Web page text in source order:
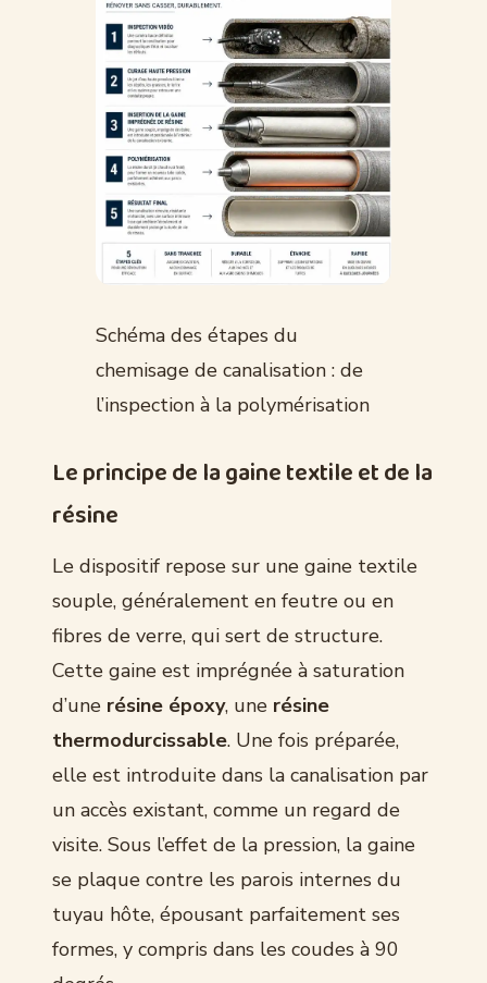
Schéma des étapes du
chemisage de canalisation : de
l’inspection à la polymérisation
Le principe de la gaine textile et de la
résine
Le dispositif repose sur une gaine textile
souple, généralement en feutre ou en
fibres de verre, qui sert de structure.
Cette gaine est imprégnée à saturation
d’une résine époxy, une résine
thermodurcissable. Une fois préparée,
elle est introduite dans la canalisation par
un accès existant, comme un regard de
visite. Sous l’effet de la pression, la gaine
se plaque contre les parois internes du
tuyau hôte, épousant parfaitement ses
formes, y compris dans les coudes à 90